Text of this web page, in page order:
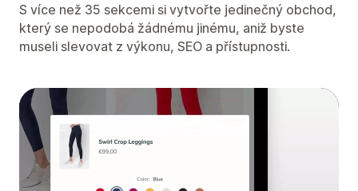
S více než 35 sekcemi si vytvořte jedinečný obchod,
který se nepodobá žádnému jinému, aniž byste
museli slevovat z výkonu, SEO a přístupnosti.